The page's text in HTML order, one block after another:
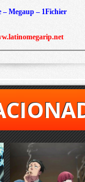
– Megaup – 1Fichier